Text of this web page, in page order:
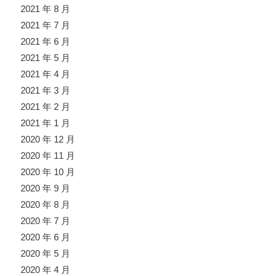
2021 年 8 月
2021 年 7 月
2021 年 6 月
2021 年 5 月
2021 年 4 月
2021 年 3 月
2021 年 2 月
2021 年 1 月
2020 年 12 月
2020 年 11 月
2020 年 10 月
2020 年 9 月
2020 年 8 月
2020 年 7 月
2020 年 6 月
2020 年 5 月
2020 年 4 月